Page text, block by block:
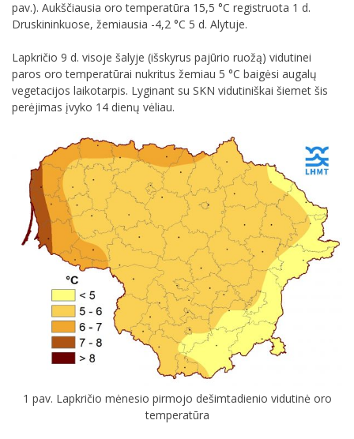
pav.). Aukščiausia oro temperatūra 15,5 °C registruota 1 d.
Druskininkuose, žemiausia -4,2 °C 5 d. Alytuje.
Lapkričio 9 d. visoje šalyje (išskyrus pajūrio ruožą) vidutinei
paros oro temperatūrai nukritus žemiau 5 °C baigėsi augalų
vegetacijos laikotarpis. Lyginant su SKN vidutiniškai šiemet šis
perėjimas įvyko 14 dienų vėliau.
1 pav. Lapkričio mėnesio pirmojo dešimtadienio vidutinė oro
temperatūra